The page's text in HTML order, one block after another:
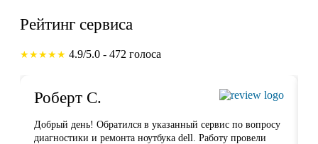
Рейтинг сервиса
★★★★★ 4.9/5.0 - 472 голоса
Роберт С.
Добрый день! Обратился в указанный сервис по вопросу
диагностики и ремонта ноутбука dell. Работу провели